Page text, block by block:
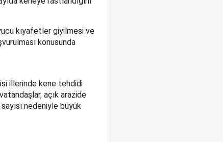
kıyafetler giyilmesi ve
konusunda
illerinde kene tehdidi
açık arazide
nedeniyle büyük